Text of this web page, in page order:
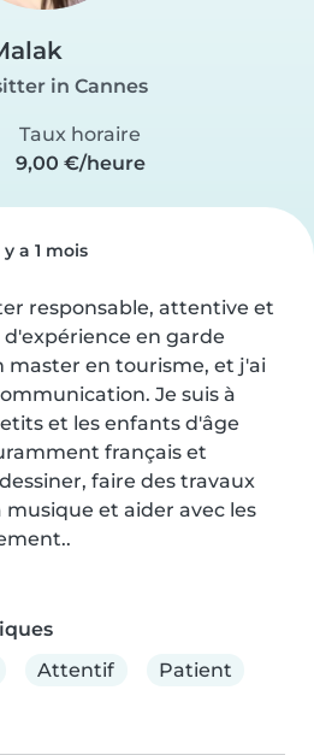
in Cannes
Taux horaire
9,00 €/heure
y a 1 mois
responsable, attentive et
en garde
master en tourisme, et j'ai
Je suis à
et les enfants d'âge
français et
faire des travaux
et aider avec les
Attentif Patient